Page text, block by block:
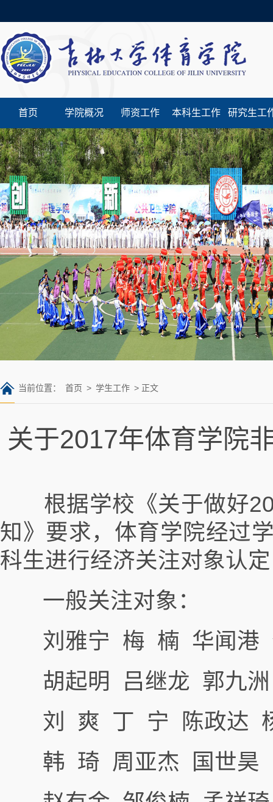
首页 学院概况 师资工作 本科生工作 研究生工
当前位置： 首页 > 学生工作 > 正文
关于2017年体育学院
根据学校《关于做好
知》要求，体育学院经过
科生进行经济关注对象认
一般关注对象：
刘雅宁 梅 楠 华闻港
胡起明 吕继龙 郭九
刘 爽 丁 宁 陈政达
韩 琦 周亚杰 国世昊